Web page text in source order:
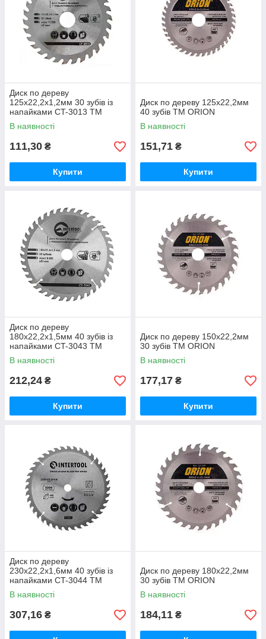
Диск по дереву
125х22,2х1,2мм 30 зубів із
напайками CT-3013 ТМ
INTERTOOL
В наявності
111,30 ₴
Купити
Диск по дереву 125х22,2мм
40 зубів ТМ ORION
В наявності
151,71 ₴
Купити
Диск по дереву
180х22,2х1,5мм 40 зубів із
напайками CT-3043 ТМ
INTERTOOL
В наявності
212,24 ₴
Купити
Диск по дереву 150х22,2мм
30 зубів ТМ ORION
В наявності
177,17 ₴
Купити
Диск по дереву
230х22,2х1,6мм 40 зубів із
напайками CT-3044 ТМ
INTERTOOL
В наявності
307,16 ₴
Диск по дереву 180х22,2мм
30 зубів ТМ ORION
В наявності
184,11 ₴